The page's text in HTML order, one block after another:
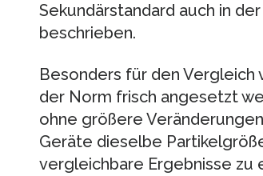
Sekundärstandard auch in
beschrieben.
Besonders für den Vergleich
der Norm frisch angesetzt
ohne größere
Geräte dieselbe
vergleichbare Ergebnisse zu